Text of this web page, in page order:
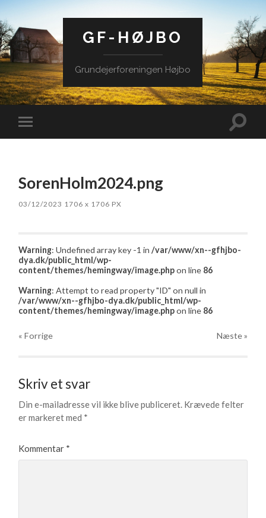
GF-HØJBO
Grundejerforeningen Højbo
Toggle
mobile
Toggle
SorenHolm2024.png
03/12/2023 1706x 1706 PX
Warning: Undefined array key -1 in/var/www/xn--gfhjbo-
dya.dk/public_html/wp-
content/themes/hemingway/image.phpon line 86
Warning: Attempt to read property "ID" on null in
/var/www/xn--gfhjbo-dya.dk/public_html/wp-
content/themes/hemingway/image.phpon line 86
« Forrige Næste»
Skriv et svar
Din e-mailadresse vil ikke blive publiceret. Krævede felter
er markeret med *
Kommentar *